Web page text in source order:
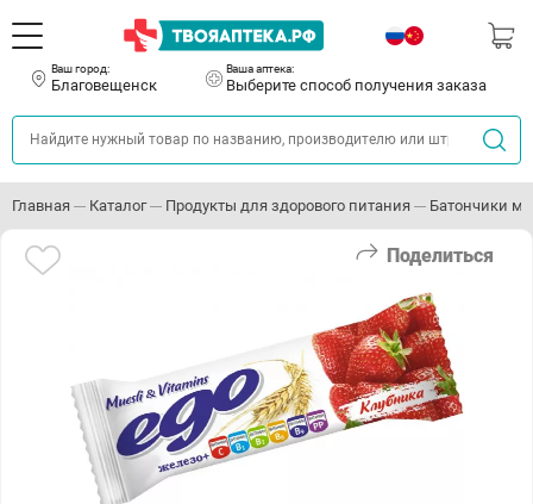
Ваш город:
Благовещенск
Ваша аптека:
Выберите способ получения заказа
Главная Каталог Продукты для здорового питания Батончики
Поделиться